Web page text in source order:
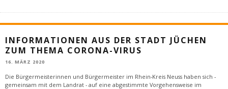
INFORMATIONEN AUS DER STADT JÜCHEN
ZUM THEMA CORONA-VIRUS
16. MÄRZ 2020
Die Bürgermeisterinnen und Bürgermeister im Rhein-Kreis Neuss haben sich -
gemeinsam mit dem Landrat - auf eine abgestimmte Vorgehensweise im